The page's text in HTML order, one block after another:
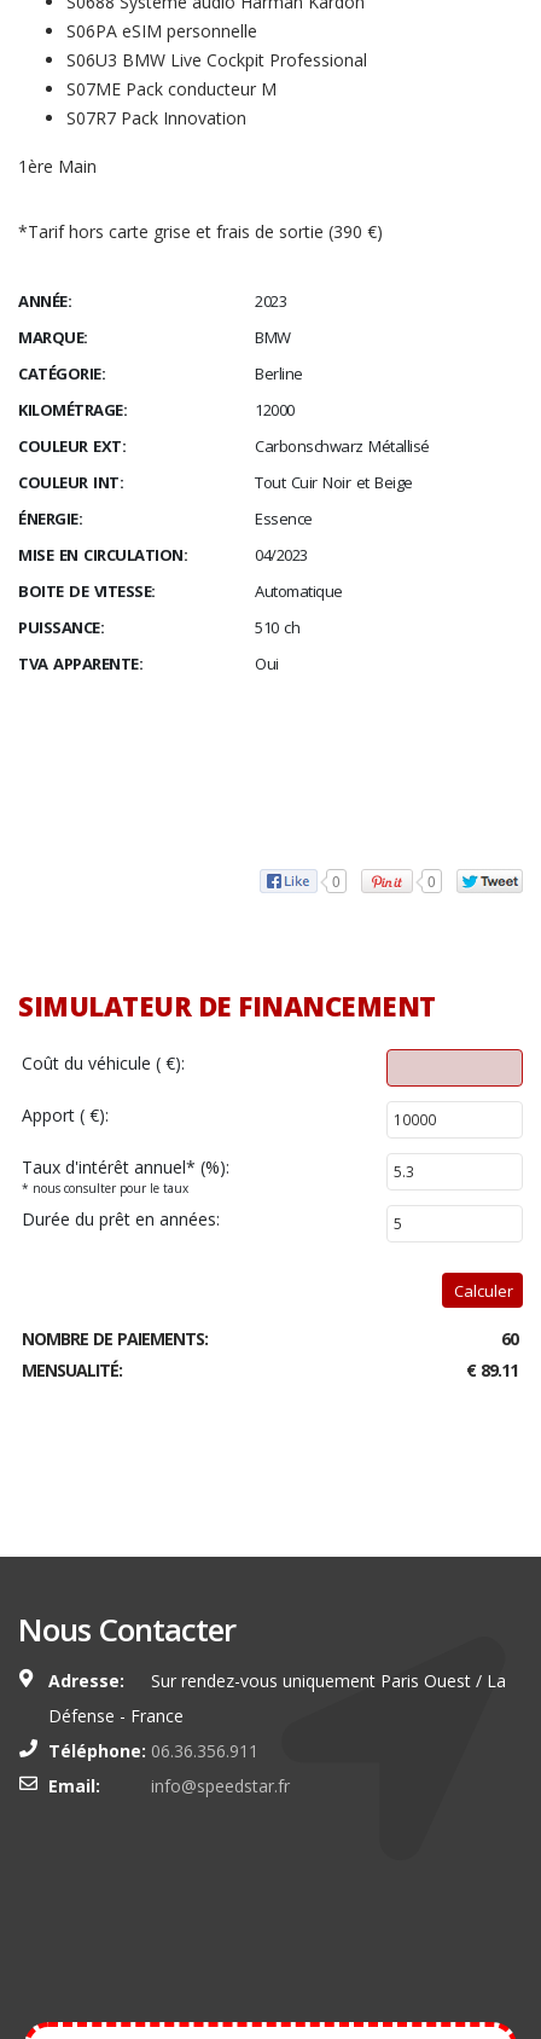
S06PA eSIM personnelle
S06U3 BMW Live Cockpit Professional
S07ME Pack conducteur M
S07R7 Pack Innovation
1ère Main
*Tarif hors carte grise et frais de sortie (390 €)
ANNÉE:
2023
MARQUE:
BMW
CATÉGORIE:
Berline
KILOMÉTRAGE:
12000
COULEUR EXT:
Carbonschwarz Métallisé
COULEUR INT:
Tout Cuir Noir et Beige
ÉNERGIE:
Essence
MISE EN CIRCULATION:
04/2023
BOITE DE VITESSE:
Automatique
PUISSANCE:
510 ch
TVA APPARENTE:
Oui
0 0
SIMULATEUR DE FINANCEMENT
Coût du véhicule ( €):
Apport ( €):
Taux d'intérêt annuel* (%):
* nous consulter pour le taux
Durée du prêt en années:
Calculer
NOMBRE DE PAIEMENTS:
60
MENSUALITÉ:
€ 89.11
Nous Contacter
Adresse:
Sur rendez-vous uniquement Paris Ouest / La
Défense - France
Téléphone: 06.36.356.911
Email:
info@speedstar.fr